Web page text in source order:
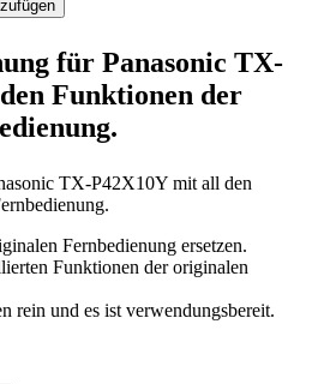
für Panasonic TX-
Funktionen der
TX-P42X10Y mit all den
Fernbedienung ersetzen.
Funktionen der originalen
rein und es ist verwendungsbereit.